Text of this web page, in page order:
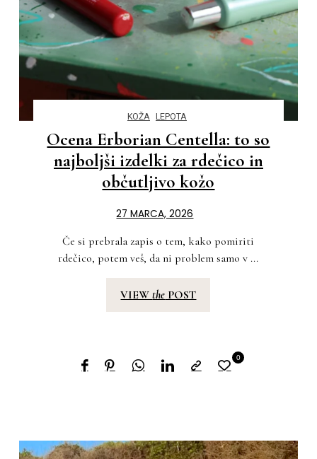
KOŽA LEPOTA
Ocena Erborian Centella: to so
najboljši izdelki za rdečico in
občutljivo kožo
27 MARCA, 2026
Če si prebrala zapis o tem, kako pomiriti
rdečico, potem veš, da ni problem samo v ...
VIEWthe POST
0